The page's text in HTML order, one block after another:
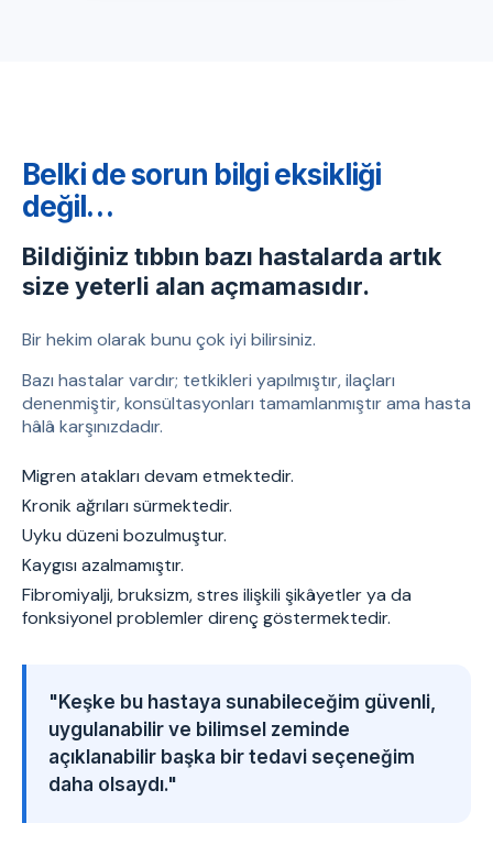
Belki de sorun bilgi eksikliği
değil…
Bildiğiniz tıbbın bazı hastalarda artık
size yeterli alan açmamasıdır.
Bir hekim olarak bunu çok iyi bilirsiniz.
Bazı hastalar vardır; tetkikleri yapılmıştır, ilaçları
denenmiştir, konsültasyonları tamamlanmıştır ama hasta
hâlâ karşınızdadır.
Migren atakları devam etmektedir.
Kronik ağrıları sürmektedir.
Uyku düzeni bozulmuştur.
Kaygısı azalmamıştır.
Fibromiyalji, bruksizm, stres ilişkili şikâyetler ya da
fonksiyonel problemler direnç göstermektedir.
"Keşke bu hastaya sunabileceğim güvenli,
uygulanabilir ve bilimsel zeminde
açıklanabilir başka bir tedavi seçeneğim
daha olsaydı."